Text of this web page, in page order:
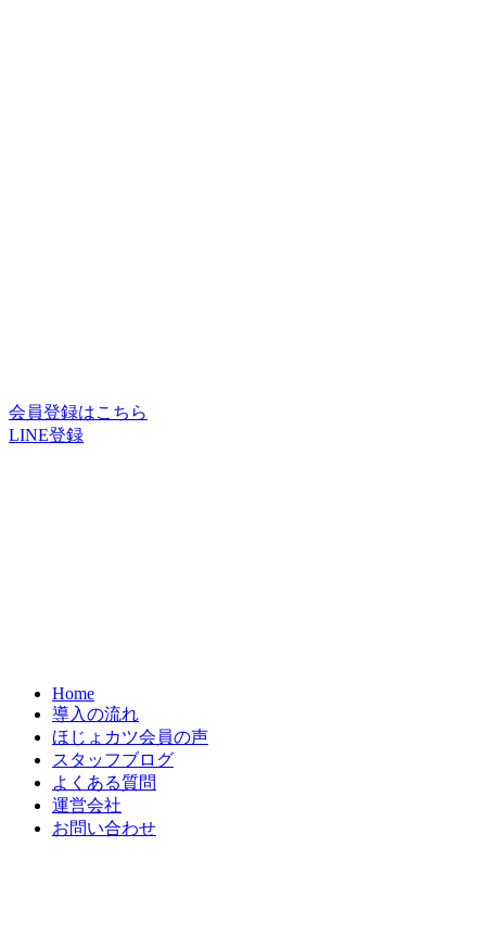
会員登録はこちら
LINE登録
Home
導入の流れ
ほじょカツ会員の声
スタッフブログ
よくある質問
運営会社
お問い合わせ